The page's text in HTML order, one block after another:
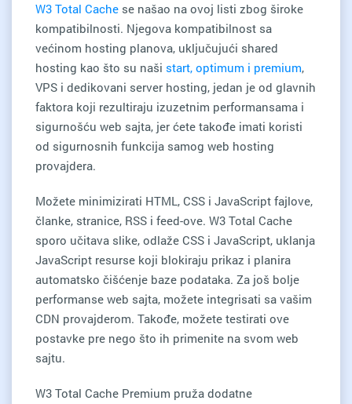
W3 Total Cache se našao na ovoj listi zbog široke
kompatibilnosti. Njegova kompatibilnost sa
većinom hosting planova, uključujući shared
hosting kao što su naši start, optimum i premium,
VPS i dedikovani server hosting, jedan je od glavnih
faktora koji rezultiraju izuzetnim performansama i
sigurnošću web sajta, jer ćete takođe imati koristi
od sigurnosnih funkcija samog web hosting
provajdera.
Možete minimizirati HTML, CSS i JavaScript fajlove,
članke, stranice, RSS i feed-ove. W3 Total Cache
sporo učitava slike, odlaže CSS i JavaScript, uklanja
JavaScript resurse koji blokiraju prikaz i planira
automatsko čišćenje baze podataka. Za još bolje
performanse web sajta, možete integrisati sa vašim
CDN provajderom. Takođe, možete testirati ove
postavke pre nego što ih primenite na svom web
sajtu.
W3 Total Cache Premium pruža dodatne